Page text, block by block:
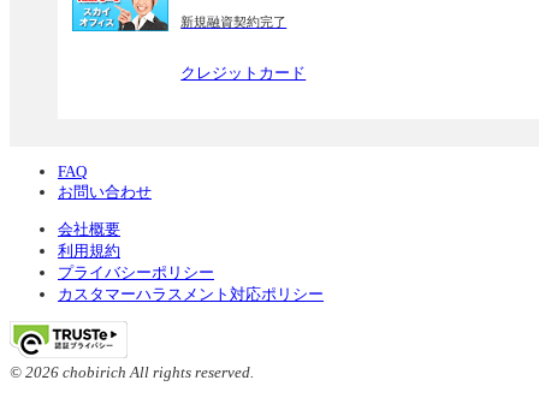
新規融資契約完了
クレジットカード
FAQ
お問い合わせ
会社概要
利用規約
プライバシーポリシー
カスタマーハラスメント対応ポリシー
© 2026 chobirich All rights reserved.